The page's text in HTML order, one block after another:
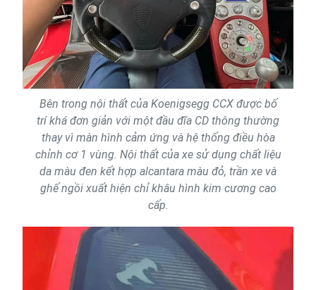
Bên trong nội thất của Koenigsegg CCX được bố
trí khá đơn giản với một đầu đĩa CD thông thường
thay vì màn hình cảm ứng và hệ thống điều hòa
chỉnh cơ 1 vùng. Nội thất của xe sử dụng chất liệu
da màu đen kết hợp alcantara màu đỏ, trần xe và
ghế ngồi xuất hiện chỉ khâu hình kim cương cao
cấp.